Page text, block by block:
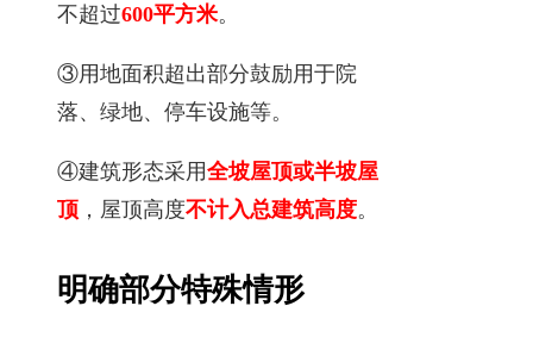
不超过600平方米。
③用地面积超出部分鼓励用于院
落、绿地、停车设施等。
④建筑形态采用全坡屋顶或半坡屋
顶 ，屋顶高度不计入总建筑高度。
明确部分特殊情形